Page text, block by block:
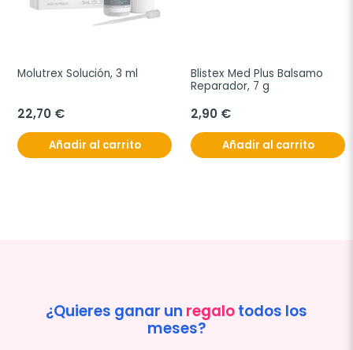
Molutrex Solución, 3 ml
22,70 €
Añadir al carrito
Blistex Med Plus Balsamo
Reparador, 7 g
2,90 €
Añadir al carrito
¿Quieres ganar un regalotodos los
meses?